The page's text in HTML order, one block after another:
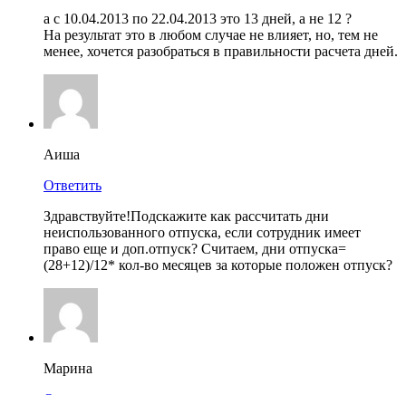
а с 10.04.2013 по 22.04.2013 это 13 дней, а не 12 ?
На результат это в любом случае не влияет, но, тем не
менее, хочется разобраться в правильности расчета дней.
Аиша
Ответить
Здравствуйте!Подскажите как рассчитать дни
неиспользованного отпуска, если сотрудник имеет
право еще и доп.отпуск? Считаем, дни отпуска=
(28+12)/12* кол-во месяцев за которые положен отпуск?
Марина